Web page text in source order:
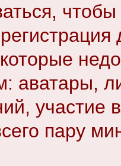
аватары,
участие
пару